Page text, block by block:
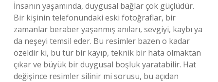
İnsanın yaşamında, duygusal bağlar çok güçlüdür.
Bir kişinin telefonundaki eski fotoğraflar, bir
zamanlar beraber yaşanmış anıları, sevgiyi, kaybı ya
da neşeyi temsil eder. Bu resimler bazen o kadar
özeldir ki, bu tür bir kayıp, teknik bir hata olmaktan
çıkar ve büyük bir duygusal boşluk yaratabilir. Hat
değişince resimler silinir mi sorusu, bu açıdan